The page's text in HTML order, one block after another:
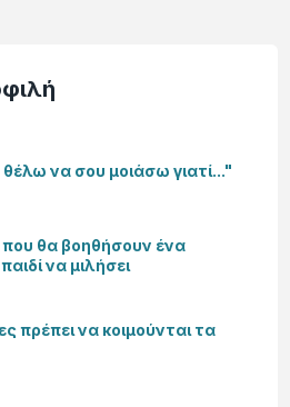
να σου μοιάσω γιατί..."
που θα βοηθήσουν ένα
να μιλήσει
πρέπει να κοιμούνται τα